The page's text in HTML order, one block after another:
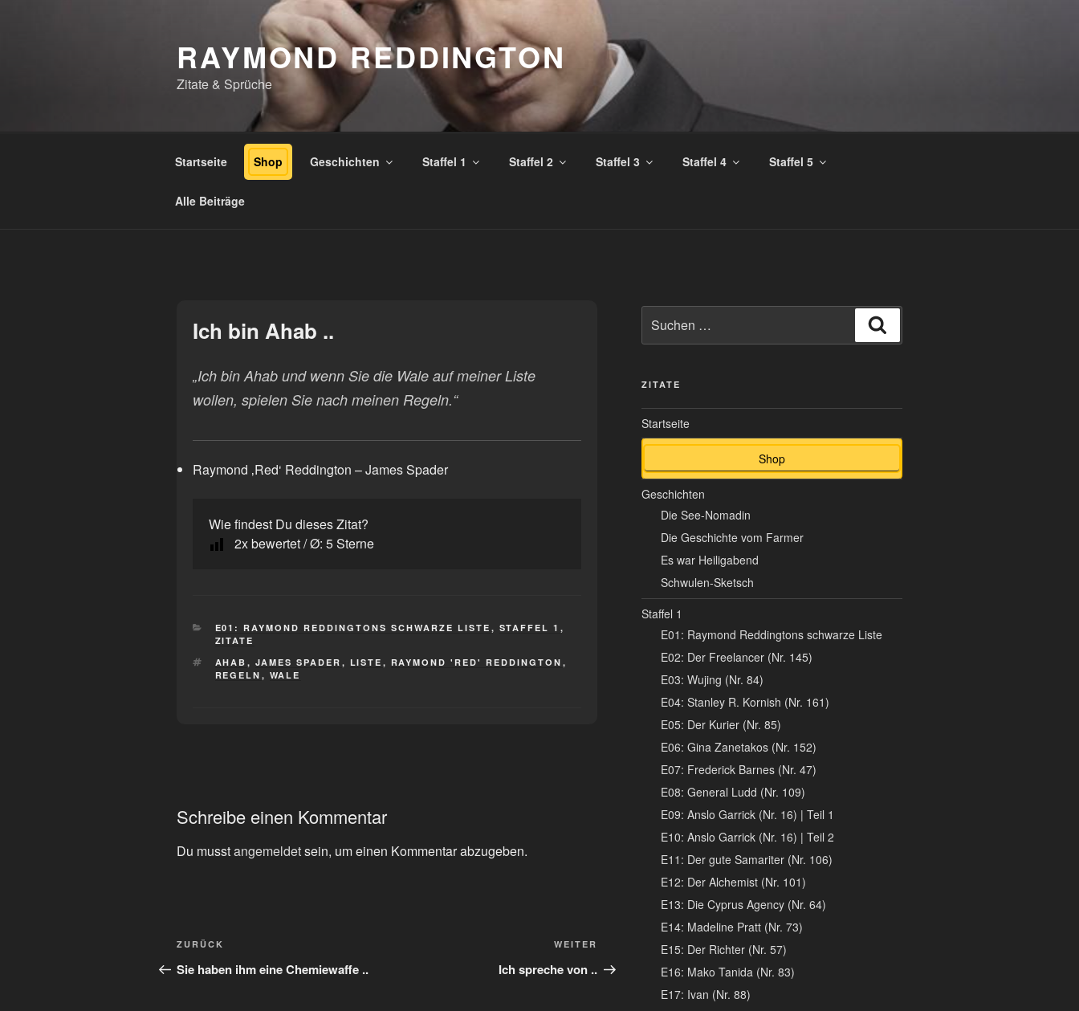
RAYMOND REDDINGTON
Zitate & Sprüche
Startseite Shop Geschichten Staffel 1 Staffel 2 Staffel 3 Staffel 4 Staffel 5
Alle Beiträge
Ich bin Ahab ..
„Ich bin Ahab und wenn Sie die Wale auf meiner Liste
wollen, spielen Sie nach meinen Regeln.“
Raymond ‚Red‘ Reddington – James Spader
Wie findest Du dieses Zitat?
2x bewertet / Ø: 5Sterne
KATEGORIEN
E01: RAYMOND REDDINGTONS SCHWARZE LISTE , STAFFEL 1 ,
ZITATE
SCHLAGWÖRTER
AHAB , JAMES SPADER , LISTE , RAYMOND 'RED' REDDINGTON ,
REGELN , WALE
Schreibe einen Kommentar
Du musstangemeldetsein, um einen Kommentar abzugeben.
Beitragsnavigation
Vorheriger
Beitrag
ZURÜCK
Sie haben ihm eine Chemiewaffe ..
Beitrag
WEITER
Ich spreche von ..
nach:
ZITATE
Startseite
Shop
Geschichten
Die See-Nomadin
Die Geschichte vom Farmer
Es war Heiligabend
Schwulen-Sketsch
Staffel 1
E01: Raymond Reddingtons schwarze Liste
E02: Der Freelancer (Nr. 145)
E03: Wujing (Nr. 84)
E04: Stanley R. Kornish (Nr. 161)
E05: Der Kurier (Nr. 85)
E06: Gina Zanetakos (Nr. 152)
E07: Frederick Barnes (Nr. 47)
E08: General Ludd (Nr. 109)
E09: Anslo Garrick (Nr. 16) | Teil 1
E10: Anslo Garrick (Nr. 16) | Teil 2
E11: Der gute Samariter (Nr. 106)
E12: Der Alchemist (Nr. 101)
E13: Die Cyprus Agency (Nr. 64)
E14: Madeline Pratt (Nr. 73)
E15: Der Richter (Nr. 57)
E16: Mako Tanida (Nr. 83)
E17: Ivan (Nr. 88)